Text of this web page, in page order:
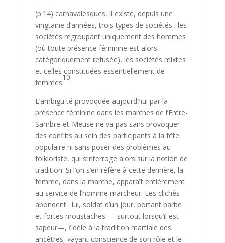
(p.14) carnavalesques, il existe, depuis une
vingtaine d’années, trois types de sociétés : les
sociétés regroupant uniquement des hommes
(où toute pré­sence féminine est alors
catégoriquement refusée), les sociétés mixtes
et celles constituées essentiellement de
femmes
10
.
L’ambiguïté provoquée aujourd’hui par la
présence féminine dans les marches de l’Entre-
Sambre-et-Meuse ne va pas sans provoquer
des con­flits au sein des participants à la fête
populaire ni sans poser des problèmes au
folkloriste, qui s’interroge alors sur la notion de
tradition. Si l’on s’en réfère à cette dernière, la
femme, dans la marche, apparaît entièrement
au service de l’homme marcheur. Les clichés
abondent : lui, soldat d’un jour, portant barbe
et fortes moustaches — surtout lorsqu’il est
sapeur—, fidèle à la tradition martiale des
ancêtres, «ayant conscience de son rôle et le